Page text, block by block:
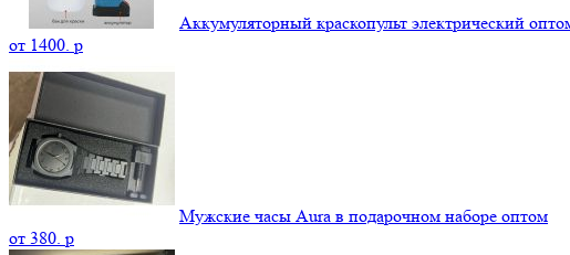
Аккумуляторный краскопульт электрический
от 1400. p
Мужские часы Aura в подарочном наборе оптом
от 380. p